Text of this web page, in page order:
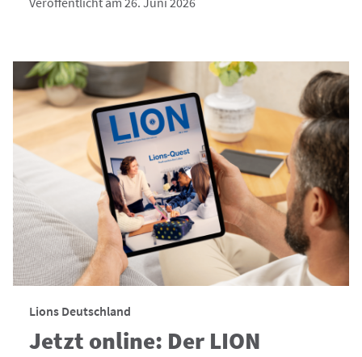
Lions Deutschland
Jetzt online: Der LION